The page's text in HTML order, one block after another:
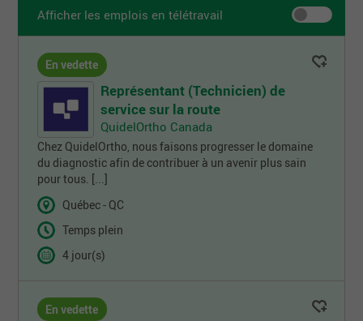
Afficher les emplois en télétravail
En vedette
Représentant (Technicien) de
service sur la route
QuidelOrtho Canada
Chez QuidelOrtho, nous faisons progresser le domaine
du diagnostic afin de contribuer à un avenir plus sain
pour tous. [...]
Québec - QC
Temps plein
4 jour(s)
En vedette